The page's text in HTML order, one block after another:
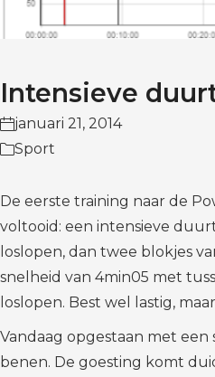
Intensieve
januari 21, 2014
Sport
De eerste training naar de
voltooid: een intensieve
loslopen, dan twee blokjes
snelheid van 4min05 met
loslopen. Best wel lastig,
Vandaag opgestaan met
benen. De goesting komt